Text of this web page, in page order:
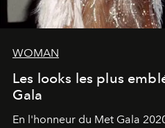
WOMAN
Les looks les plus
Gala
En l'honneur du Met Gala